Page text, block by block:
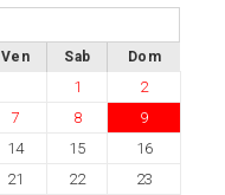
Ven Sab Dom
1
2
7 8
9
14 15
16
21 22
23